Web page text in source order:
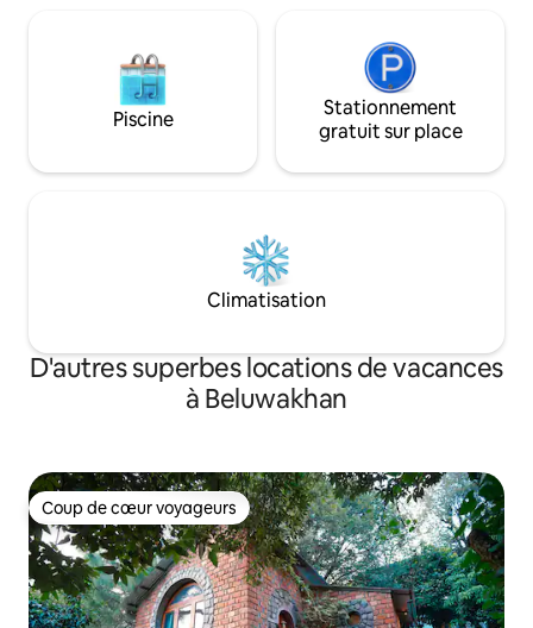
Piscine
Stationnement
gratuit sur place
Climatisation
D'autres superbes locations de vacances
à Beluwakhan
Coup de cœur voyageurs
Coup de cœur voyageurs